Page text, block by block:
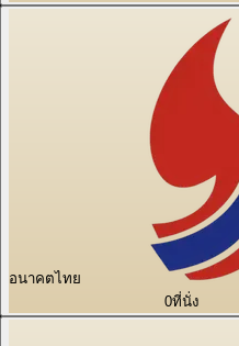
อนาคตไทย
0ที่นั่ง